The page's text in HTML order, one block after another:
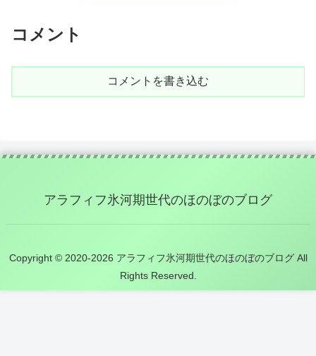
コメント
コメントを書き込む
アラフィフ氷河期世代のほのぼのブログ
Copyright © 2020-2026 アラフィフ氷河期世代のほのぼのブログ All
Rights Reserved.